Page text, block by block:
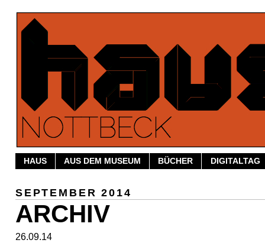
HAUS AUS DEM MUSEUM BÜCHER DIGITALTAG
SEPTEMBER 2014
ARCHIV
26.09.14